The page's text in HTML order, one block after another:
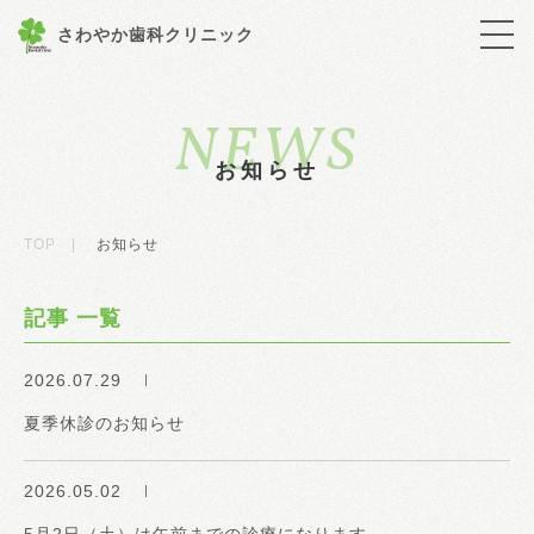
さわやか歯科クリニック
NEWS
お知らせ
TOP お知らせ
記事 一覧
2026.07.29
夏季休診のお知らせ
2026.05.02